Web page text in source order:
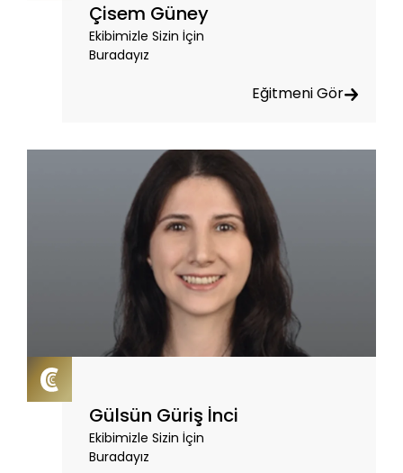
Çisem Güney
Ekibimizle Sizin İçin
Buradayız
Eğitmeni Gör
Gülsün Güriş İnci
Ekibimizle Sizin İçin
Buradayız